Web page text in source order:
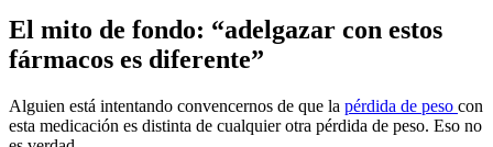
El mito de fondo: “adelgazar con estos
fármacos es diferente”
Alguien está intentando convencernos de que la pérdida de peso con
esta medicación es distinta de cualquier otra pérdida de peso. Eso no